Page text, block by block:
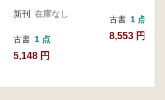
新刊 在庫なし
古書 1 点
5,148 円
古書 1 点
8,553 円